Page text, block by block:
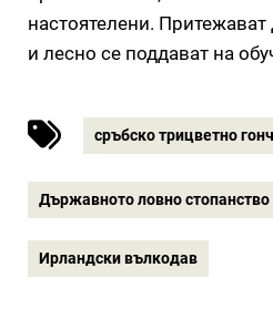
настоятелени. Притежават
и лесно се поддават на
сръбско трицветно
Държавното ловно
Ирландски вълкодав